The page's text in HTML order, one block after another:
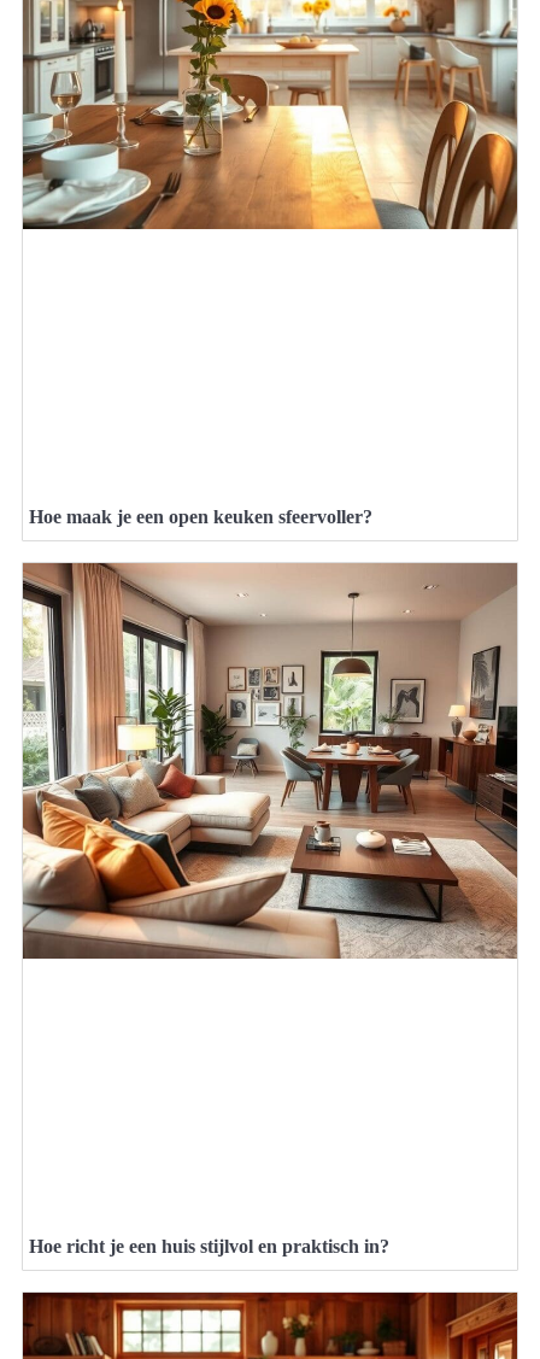
Hoe maak je een open keuken sfeervoller?
Hoe richt je een huis stijlvol en praktisch in?